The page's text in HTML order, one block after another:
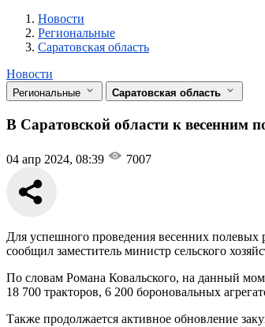
Новости
Разделы
Новости
Региональные
Саратовская область
Новости
Региональные Саратовская область
В Саратовской области к весенним
04 апр 2024, 08:39 7007
Для успешного проведения весенних полевых
сообщил заместитель министр сельского
По словам Романа Ковальского, на данный
18 700 тракторов, 6 200 бороновальных
Также продолжается активное обновление